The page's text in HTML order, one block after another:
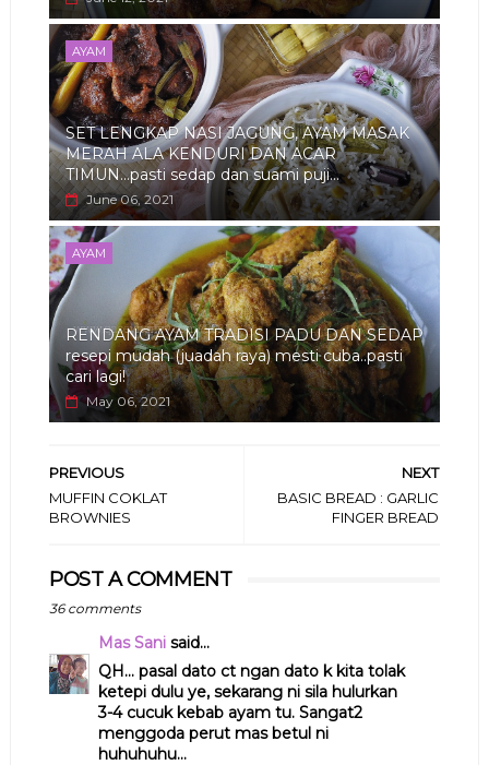
AYAM
SET LENGKAP NASI JAGUNG, AYAM MASAK
MERAH ALA KENDURI DAN ACAR
TIMUN...pasti sedap dan suami puji...
June 06, 2021
AYAM
RENDANG AYAM TRADISI PADU DAN SEDAP
resepi mudah (juadah raya) mesti cuba..pasti
cari lagi!
May 06, 2021
NEXT
BASIC BREAD : GARLIC
FINGER BREAD
PREVIOUS
MUFFIN COKLAT
BROWNIES
POST A COMMENT
36 comments
Mas Sanisaid...
QH... pasal dato ct ngan dato k kita tolak
ketepi dulu ye, sekarang ni sila hulurkan
3-4 cucuk kebab ayam tu. Sangat2
menggoda perut mas betul ni
huhuhuhu...